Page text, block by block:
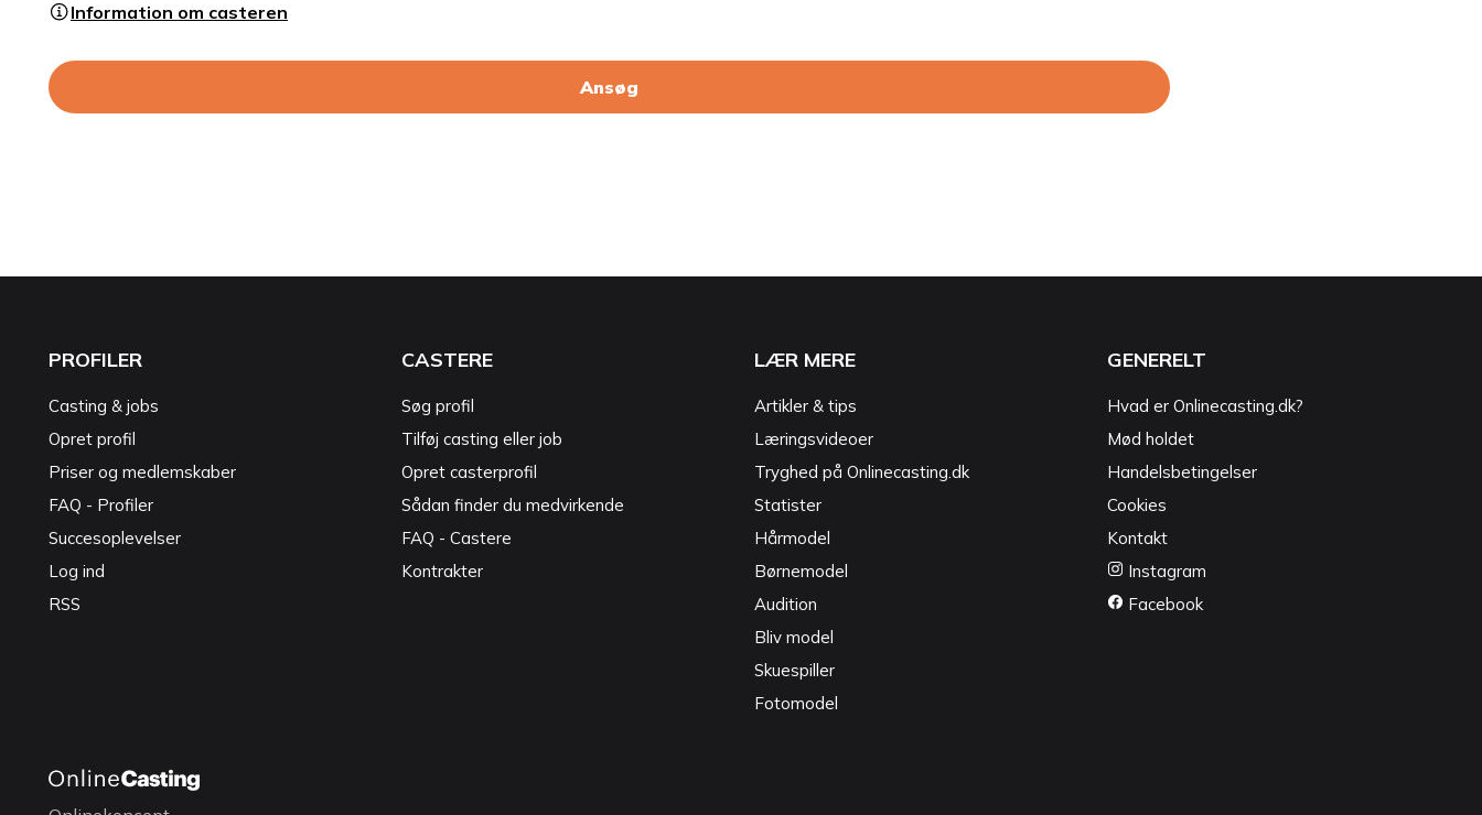
Information om casteren
Ansøg
PROFILER
Casting & jobs
Opret profil
Priser og medlemskaber
FAQ - Profiler
Succesoplevelser
Log ind
RSS
CASTERE
Søg profil
Tilføj casting eller job
Opret casterprofil
Sådan finder du medvirkende
FAQ - Castere
Kontrakter
LÆR MERE
Artikler & tips
Læringsvideoer
Tryghed på Onlinecasting.dk
Statister
Hårmodel
Børnemodel
Audition
Bliv model
Skuespiller
Fotomodel
GENERELT
Hvad er Onlinecasting.dk?
Mød holdet
Handelsbetingelser
Cookies
Kontakt
Instagram
Facebook